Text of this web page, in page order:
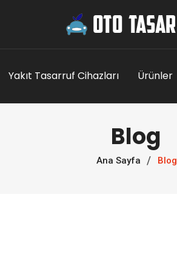
Yakıt Tasarruf Cihazları Ürünler
Blog
Ana Sayfa Blog